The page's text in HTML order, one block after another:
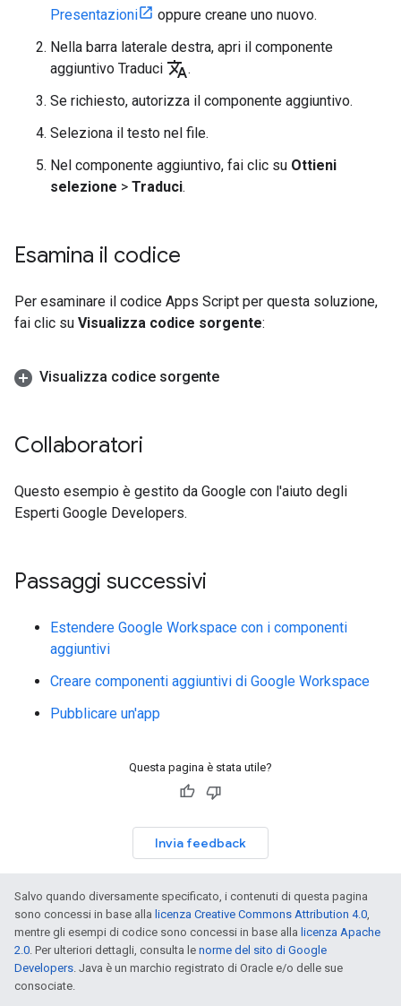
Presentazioni
oppure creane uno nuovo.
Nella barra laterale destra, apri il componente
aggiuntivo Traduci translate.
Se richiesto, autorizza il componente aggiuntivo.
Seleziona il testo nel file.
Nel componente aggiuntivo, fai clic su Ottieni
selezione > Traduci.
Esamina il codice
Per esaminare il codice Apps Script per questa soluzione,
fai clic su Visualizza codice sorgente:
Visualizza codice sorgente
Collaboratori
Questo esempio è gestito da Google con l'aiuto degli
Esperti Google Developers.
Passaggi successivi
Estendere Google Workspace con i componenti
aggiuntivi
Creare componenti aggiuntivi di Google Workspace
Pubblicare un'app
Questa pagina è stata utile?
Invia feedback
Salvo quando diversamente specificato, i contenuti di questa pagina
sono concessi in base alla licenza Creative Commons Attribution 4.0,
mentre gli esempi di codice sono concessi in base alla licenza Apache
2.0. Per ulteriori dettagli, consulta le norme del sito di Google
Developers. Java è un marchio registrato di Oracle e/o delle sue
consociate.